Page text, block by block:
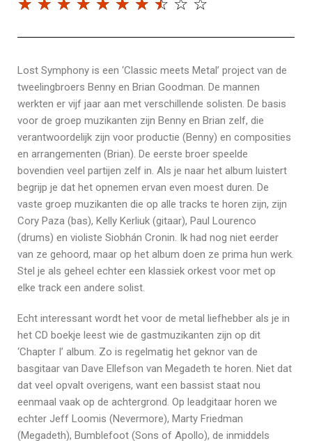
☆ ☆ ☆ ☆ ☆ ☆ ☆ ☆ ☆ ☆
Lost Symphony is een ‘Classic meets Metal’ project van de
tweelingbroers Benny en Brian Goodman. De mannen
werkten er vijf jaar aan met verschillende solisten. De basis
voor de groep muzikanten zijn Benny en Brian zelf, die
verantwoordelijk zijn voor productie (Benny) en composities
en arrangementen (Brian). De eerste broer speelde
bovendien veel partijen zelf in. Als je naar het album luistert
begrijp je dat het opnemen ervan even moest duren. De
vaste groep muzikanten die op alle tracks te horen zijn, zijn
Cory Paza (bas), Kelly Kerliuk (gitaar), Paul Lourenco
(drums) en violiste Siobhán Cronin. Ik had nog niet eerder
van ze gehoord, maar op het album doen ze prima hun werk.
Stel je als geheel echter een klassiek orkest voor met op
elke track een andere solist.
Echt interessant wordt het voor de metal liefhebber als je in
het CD boekje leest wie de gastmuzikanten zijn op dit
‘Chapter I’ album. Zo is regelmatig het geknor van de
basgitaar van Dave Ellefson van Megadeth te horen. Niet dat
dat veel opvalt overigens, want een bassist staat nou
eenmaal vaak op de achtergrond. Op leadgitaar horen we
echter Jeff Loomis (Nevermore), Marty Friedman
(Megadeth), Bumblefoot (Sons of Apollo), de inmiddels